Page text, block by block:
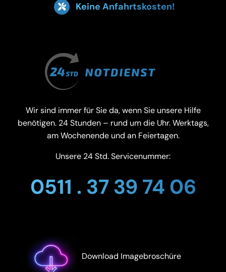
Keine Anfahrtskosten!
Wir sind immer für Sie da, wenn Sie unsere Hilfe
benötigen. 24 Stunden – rund um die Uhr. Werktags,
am Wochenende und an Feiertagen.
Unsere 24 Std. Servicenummer:
0511 . 37 39 74 06
Download Imagebroschüre